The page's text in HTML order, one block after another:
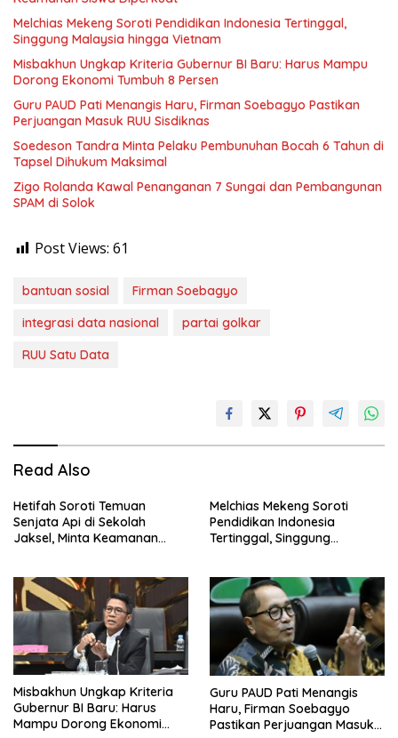
Melchias Mekeng Soroti Pendidikan Indonesia Tertinggal,
Singgung Malaysia hingga Vietnam
Misbakhun Ungkap Kriteria Gubernur BI Baru: Harus Mampu
Dorong Ekonomi Tumbuh 8 Persen
Guru PAUD Pati Menangis Haru, Firman Soebagyo Pastikan
Perjuangan Masuk RUU Sisdiknas
Soedeson Tandra Minta Pelaku Pembunuhan Bocah 6 Tahun di
Tapsel Dihukum Maksimal
Zigo Rolanda Kawal Penanganan 7 Sungai dan Pembangunan
SPAM di Solok
Post Views: 61
bantuan sosial
Firman Soebagyo
integrasi data nasional
partai golkar
RUU Satu Data
Read Also
Hetifah Soroti Temuan
Senjata Api di Sekolah
Jaksel, Minta Keamanan
Melchias Mekeng Soroti
Pendidikan Indonesia
Tertinggal, Singgung
Misbakhun Ungkap Kriteria
Gubernur BI Baru: Harus
Mampu Dorong Ekonomi
Guru PAUD Pati Menangis
Haru, Firman Soebagyo
Pastikan Perjuangan Masuk